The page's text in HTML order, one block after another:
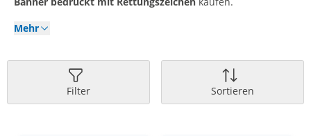
Mehr
Filter Sortieren